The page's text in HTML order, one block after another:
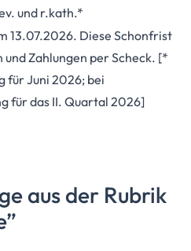
und r.kath.*
13.07.2026. Diese Schonfrist
Zahlungen per Scheck. [*
für Juni 2026; bei
für das II. Quartal 2026]
aus der Rubrik